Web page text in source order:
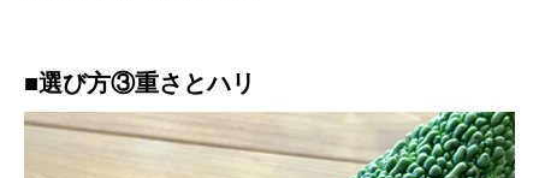
■選び方③重さとハリ